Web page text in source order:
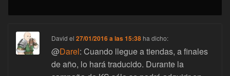
David el27/01/2016 a las 15:38 ha dicho:
@Darel: Cuando llegue a tiendas, a finales
de año, lo hará traducido. Durante la